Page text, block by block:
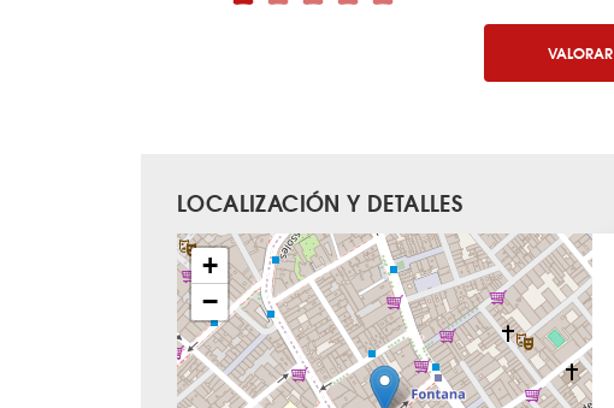
VALORAR
LOCALIZACIÓN Y DETALLES
+
−